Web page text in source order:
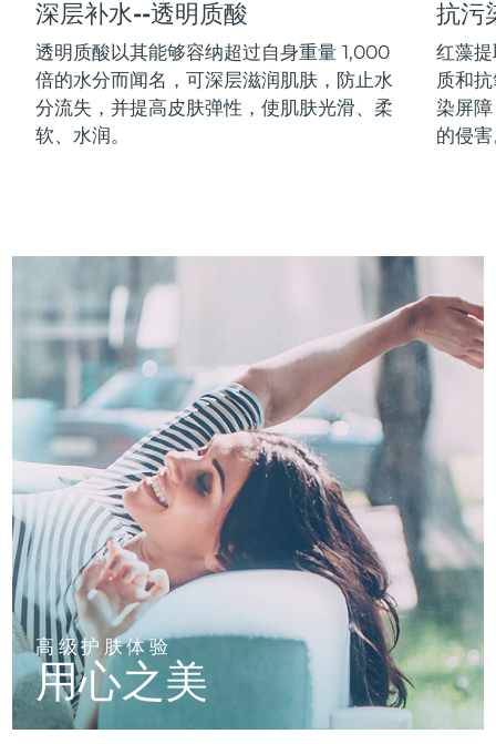
深层补水--透明质酸
透明质酸以其能够容纳超过自身重量 1,000
倍的水分而闻名，可深层滋润肌肤，防止水
分流失，并提高皮肤弹性，使肌肤光滑、柔
软、水润。
抗污
红藻
质和
染屏
的侵
高级护肤体验
用心之美
中国澳门特别行政区 8/13/26
马来西亚 预计送达日期 8/14/26
马耳他 8/11/26
新西兰 预计送达日期8/11/26
挪威 预计送达日期
阿曼 预计送达日期 8/14/26
菲律宾 预计送达日期 8/14/26
波兰 预计送达日期8/12/26
葡萄牙 预计送达日期 8/11/26
波多黎各 预计送达日期 8/13/26
卡塔尔 预计送达日期8/12/26